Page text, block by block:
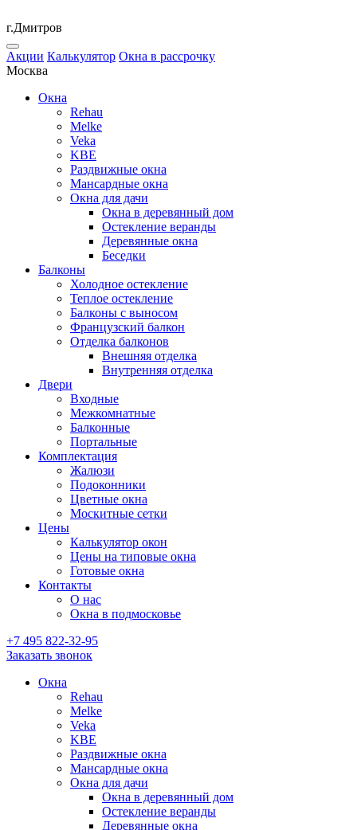
г.Дмитров
Акции Калькулятор Окна в рассрочку
Москва
Окна
Rehau
Melke
Veka
KBE
Раздвижные окна
Мансардные окна
Окна для дачи
Окна в деревянный дом
Остекление веранды
Деревянные окна
Беседки
Балконы
Холодное остекление
Теплое остекление
Балконы с выносом
Французский балкон
Отделка балконов
Внешняя отделка
Внутренняя отделка
Двери
Входные
Межкомнатные
Балконные
Портальные
Комплектация
Жалюзи
Подоконники
Цветные окна
Москитные сетки
Цены
Калькулятор окон
Цены на типовые окна
Готовые окна
Контакты
О нас
Окна в подмосковье
+7 495 822-32-95
Заказать звонок
Окна
Rehau
Melke
Veka
KBE
Раздвижные окна
Мансардные окна
Окна для дачи
Окна в деревянный дом
Остекление веранды
Деревянные окна